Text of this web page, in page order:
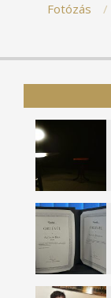
Fotózás